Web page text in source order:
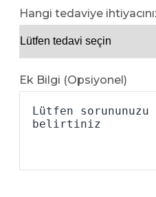
Hangi tedaviye
Ek Bilgi (Opsiyonel)